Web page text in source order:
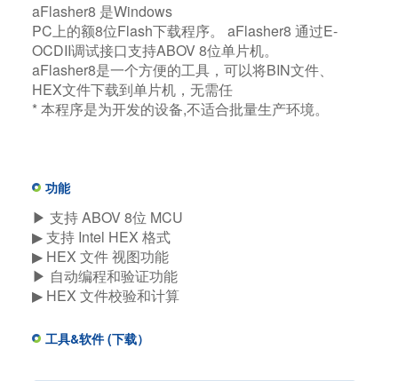
aFlasher8 是Windows
PC上的额8位Flash下载程序。 aFlasher8 通过E-
OCDII调试接口支持ABOV 8位单片机。
aFlasher8是一个方便的工具，可以将BIN文件、
HEX文件下载到单片机，无需任
* 本程序是为开发的设备,不适合批量生产环境。
功能
▶ 支持 ABOV 8位 MCU​
▶ 支持 Intel HEX 格式 ​
▶ HEX 文件 视图功能​
▶ 自动编程和验证功能​
▶ HEX 文件校验和计算
工具&软件 (下载）